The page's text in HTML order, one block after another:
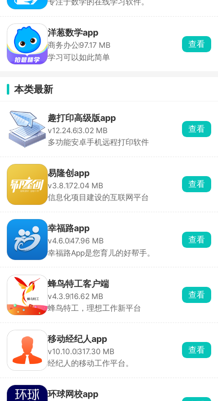
专注于数学的在线学习软件。
洋葱数学app
商务办公97.17 MB
学习可以如此简单
查看
本类最新
趣打印高级版app
v12.24.63.02 MB
多功能安卓手机远程打印软件
查看
易隆创app
v3.8.172.04 MB
信息化项目建设的互联网平台
查看
幸福路app
v4.6.047.96 MB
幸福路App是您育儿的好帮手。
查看
蜂鸟特工客户端
v4.3.916.62 MB
蜂鸟特工，理想工作新平台
查看
移动经纪人app
v10.10.0317.30 MB
经纪人的移动工作平台。
查看
环球网校app